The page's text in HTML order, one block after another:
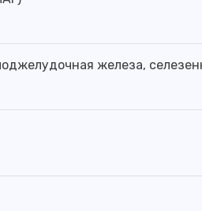
железа,